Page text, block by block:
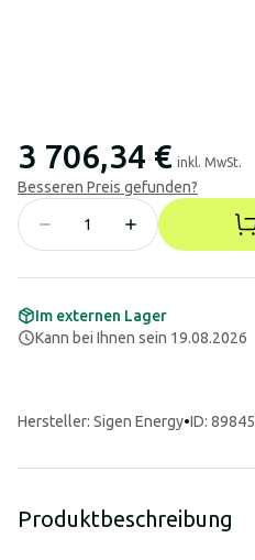
3 706,34 € inkl. MwSt.
Besseren Preis gefunden?
Im externen Lager
Kann bei Ihnen sein 19.08.2026
Hersteller: Sigen Energy•ID: 89845
Produktbeschreibung